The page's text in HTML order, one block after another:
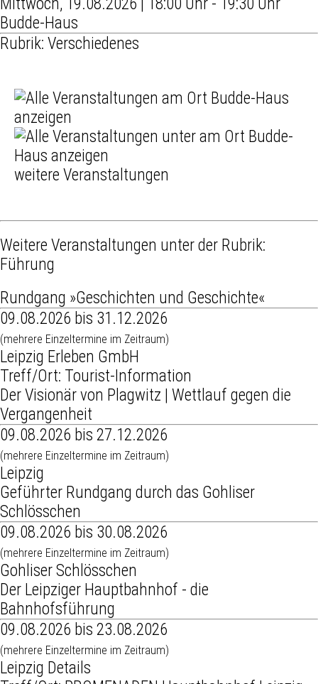
Mittwoch, 19.08.2026 | 18:00 Uhr - 19:30 Uhr
Budde-Haus
Rubrik: Verschiedenes
weitere Veranstaltungen
Weitere Veranstaltungen unter der Rubrik:
Führung
Rundgang »Geschichten und Geschichte«
09.08.2026 bis 31.12.2026
(mehrere Einzeltermine im Zeitraum)
Leipzig Erleben GmbH
Treff/Ort: Tourist-Information
Der Visionär von Plagwitz | Wettlauf gegen die
Vergangenheit
09.08.2026 bis 27.12.2026
(mehrere Einzeltermine im Zeitraum)
Leipzig
Geführter Rundgang durch das Gohliser
Schlösschen
09.08.2026 bis 30.08.2026
(mehrere Einzeltermine im Zeitraum)
Gohliser Schlösschen
Der Leipziger Hauptbahnhof - die
Bahnhofsführung
09.08.2026 bis 23.08.2026
(mehrere Einzeltermine im Zeitraum)
Leipzig Details